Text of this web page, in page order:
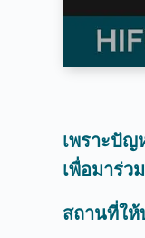
เพราะปัญ
เพื่อมาร่ว
สถานที่ให้